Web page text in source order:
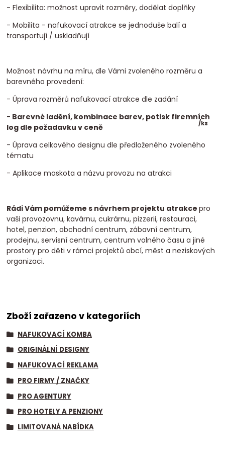
/ks
- Flexibilita: možnost upravit rozměry, dodělat doplňky
- Mobilita - nafukovací atrakce se jednoduše balí a
transportují / uskladňují
Možnost návrhu na míru, dle Vámi zvoleného rozměru a
barevného provedení:
- Úprava rozměrů nafukovací atrakce dle zadání
- Barevné ladění, kombinace barev, potisk firemních
log dle požadavku v ceně
- Úprava celkového designu dle předloženého zvoleného
tématu
- Aplikace maskota a názvu provozu na atrakci
Rádi Vám pomůžeme s návrhem projektu atrakcepro
vaši provozovnu, kavárnu, cukrárnu, pizzerii, restauraci,
hotel, penzion, obchodní centrum, zábavní centrum,
prodejnu, servisní centrum, centrum volného času a jiné
prostory pro děti v rámci projektů obcí, měst a neziskových
organizaci.
Zboží zařazeno v kategoriích
NAFUKOVACÍ KOMBA
ORIGINÁLNÍ DESIGNY
NAFUKOVACÍ REKLAMA
PRO FIRMY / ZNAČKY
PRO AGENTURY
PRO HOTELY A PENZIONY
LIMITOVANÁ NABÍDKA